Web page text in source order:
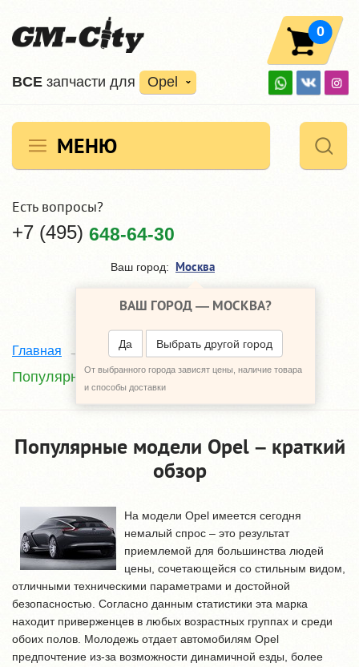
ВCE запчасти для Opel
0
МЕНЮ
Есть вопросы?
+7 (495) 648-64-30
Ваш город: Москва
ВАШ ГОРОД — МОСКВА?
Да Выбрать другой город
От выбранного города зависят цены, наличие товара
и способы доставки
Главная Архив статей
Популярные модели Opel – краткий обзор
Популярные модели Opel – краткий
обзор
На модели Opel имеется сегодня
немалый спрос – это результат
приемлемой для большинства людей
цены, сочетающейся со стильным видом,
отличными техническими параметрами и достойной
безопасностью. Согласно данным статистики эта марка
находит приверженцев в любых возрастных группах и среди
обоих полов. Молодежь отдает автомобилям Opel
предпочтение из-за возможности динамичной езды, более